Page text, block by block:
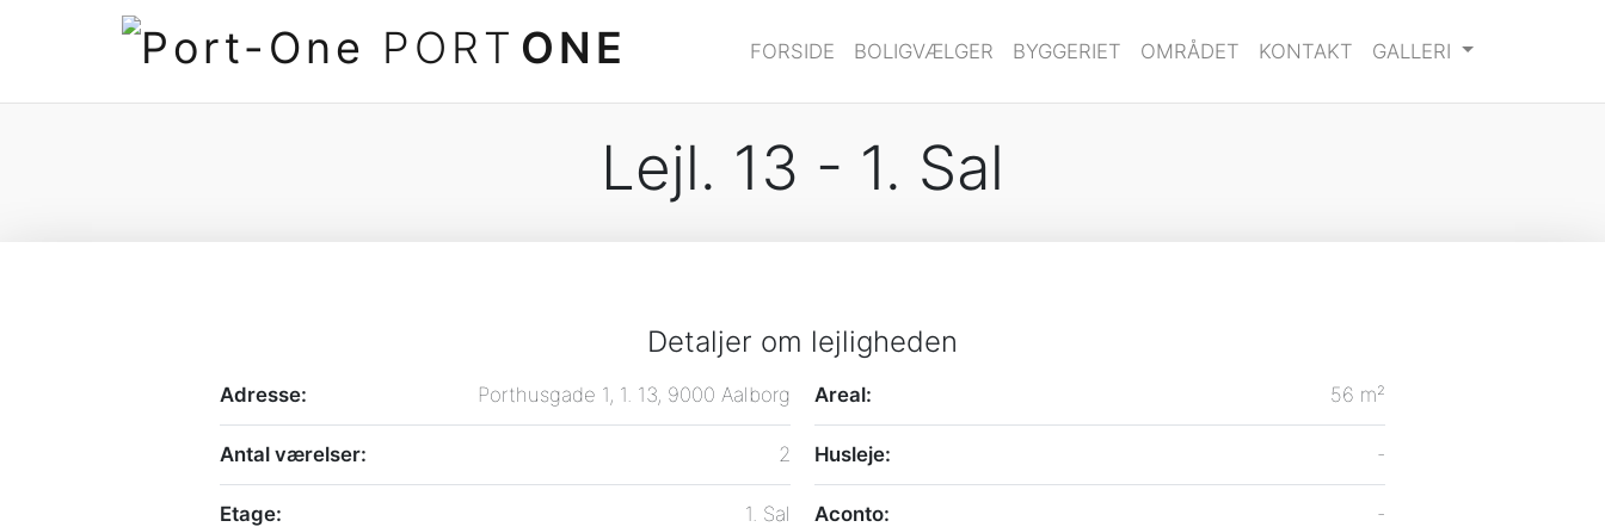
PORT ONE FORSIDE BOLIGVÆLGER BYGGERIET OMRÅDET KONTAKT GALLERI
Lejl. 13 - 1. Sal
Detaljer om lejligheden
Adresse: Porthusgade 1, 1. 13, 9000 Aalborg
Antal værelser: 2
Etage: 1. Sal
Areal: 56 m²
Husleje: -
Aconto: -